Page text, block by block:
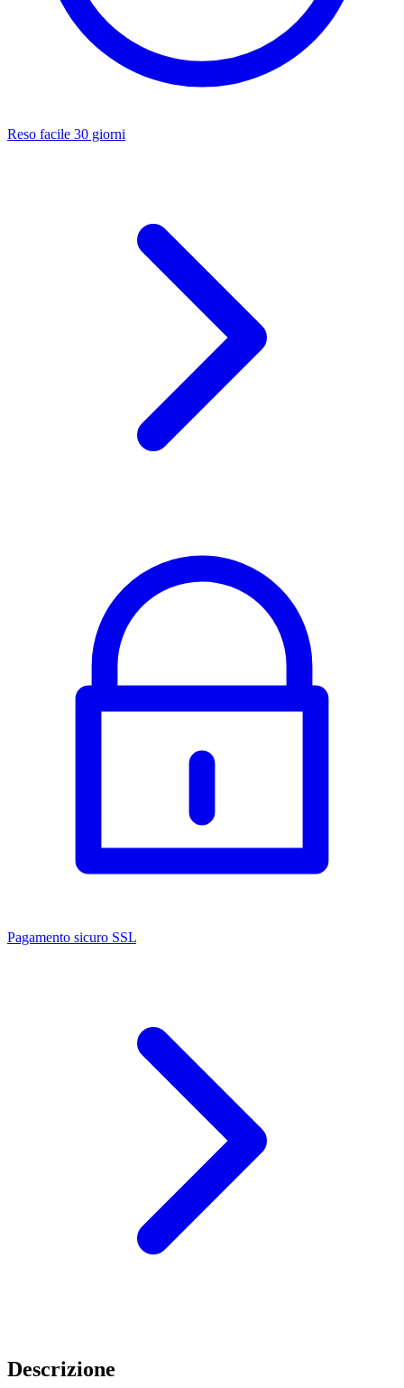
Reso facile 30 giorni
Pagamento sicuro SSL
Descrizione